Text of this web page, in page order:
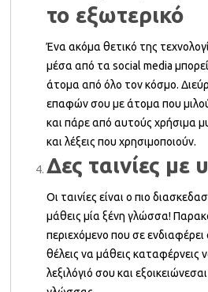
το εξωτερικό
Ένα ακόμα θετικό της
μέσα από τα social media
άτομα από όλο τον κόσμο.
επαφών σου με άτομα που
και πάρε από αυτούς χρήσιμα
και λέξεις που χρησιμοποιούν.
Δες ταινίες με
Οι ταινίες είναι ο πιο
μάθεις μία ξένη γλώσσα!
περιεχόμενο που σε
θέλεις να μάθεις καταφέρνεις
λεξιλόγιό σου και